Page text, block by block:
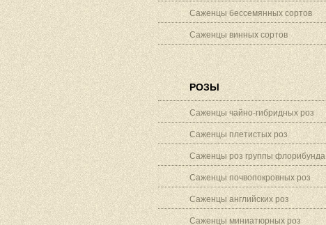
Саженцы бессемянных сортов
Саженцы винных сортов
РОЗЫ
Саженцы чайно-гибридных роз
Саженцы плетистых роз
Саженцы роз группы флорибунда
Саженцы почвопокровных роз
Саженцы английских роз
Саженцы миниатюрных роз